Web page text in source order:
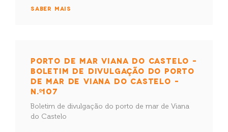
SABER MAIS
PORTO DE MAR VIANA DO CASTELO –
BOLETIM DE DIVULGAÇÃO DO PORTO
DE MAR DE VIANA DO CASTELO –
N.º107
Boletim de divulgação do porto de mar de Viana
do Castelo